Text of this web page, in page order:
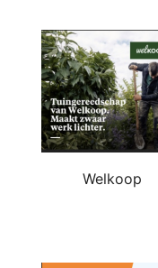
Welkoop